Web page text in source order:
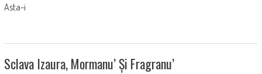
Asta-i
Sclava Izaura, Mormanu’ Și Fragranu’